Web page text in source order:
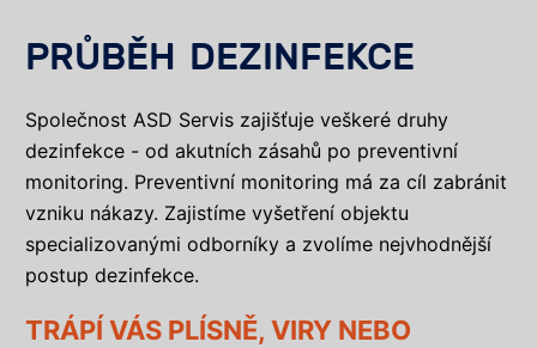
PRŮBĚH DEZINFEKCE
Společnost ASD Servis zajišťuje veškeré druhy
dezinfekce - od akutních zásahů po preventivní
monitoring. Preventivní monitoring má za cíl zabránit
vzniku nákazy. Zajistíme vyšetření objektu
specializovanými odborníky a zvolíme nejvhodnější
postup dezinfekce.
TRÁPÍ VÁS PLÍSNĚ, VIRY NEBO